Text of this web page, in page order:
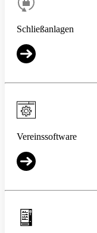
Schließanlagen
Vereinssoftware